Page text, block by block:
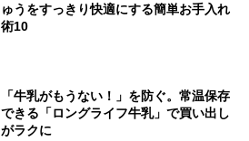
ゅうをすっきり快適にする簡単お手入れ
術10
「牛乳がもうない！」を防ぐ。常温保存
できる「ロングライフ牛乳」で買い出し
がラクに